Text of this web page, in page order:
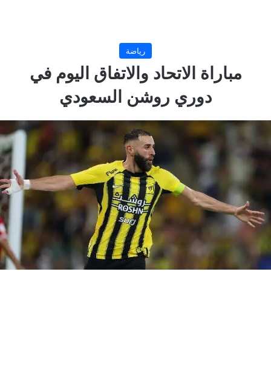
رياضة
مباراة الاتحاد والاتفاق اليوم في
دوري روشن السعودي